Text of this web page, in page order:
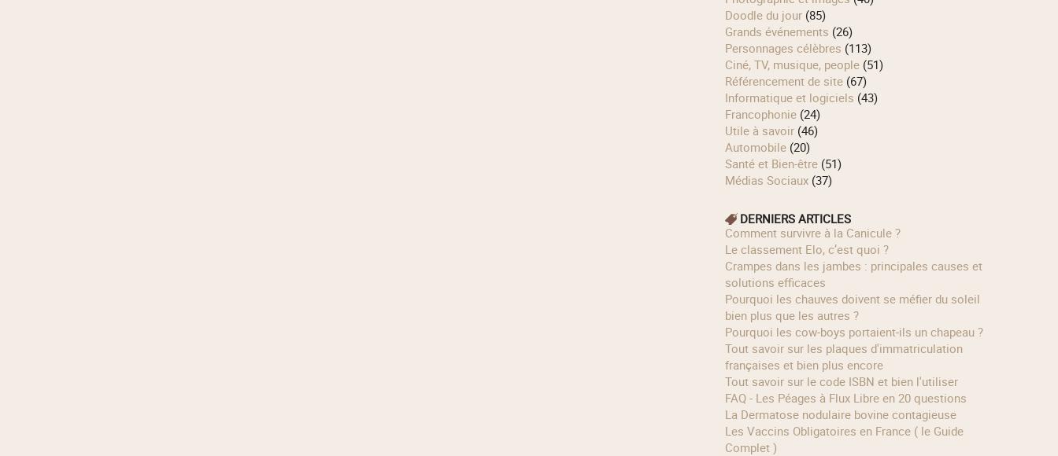
Doodle du jour(85)
Grands événements (26)
Personnages célèbres (113)
Ciné, TV, musique, people(51)
Référencement de site(67)
Informatique et logiciels (43)
Francophonie(24)
Utile à savoir(46)
Automobile(20)
Santé et Bien-être(51)
Médias Sociaux(37)
DERNIERS ARTICLES
Comment survivre à la Canicule ?
Le classement Elo, c’est quoi ?
Crampes dans les jambes : principales causes et
solutions efficaces
Pourquoi les chauves doivent se méfier du soleil
bien plus que les autres ?
Pourquoi les cow‑boys portaient‑ils un chapeau ?
Tout savoir sur les plaques d'immatriculation
françaises et bien plus encore
Tout savoir sur le code ISBN et bien l'utiliser
FAQ - Les Péages à Flux Libre en 20 questions
La Dermatose nodulaire bovine contagieuse
Les Vaccins Obligatoires en France ( le Guide
Complet )